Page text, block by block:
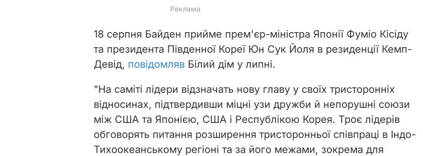
18 серпня Байден прийме прем'єр-міністра Японії Фуміо Кісіду
та президента Південної Кореї Юн Сук Йоля в резиденції Кемп-
Девід, повідомляв Білий дім у липні.
"На саміті лідери відзначать нову главу у своїх тристоронніх
відносинах, підтвердивши міцні узи дружби й непорушні союзи
між США та Японією, США і Республікою Корея. Троє лідерів
обговорять питання розширення тристоронньої співпраці в Індо-
Тихоокеанському регіоні та за його межами, зокрема для